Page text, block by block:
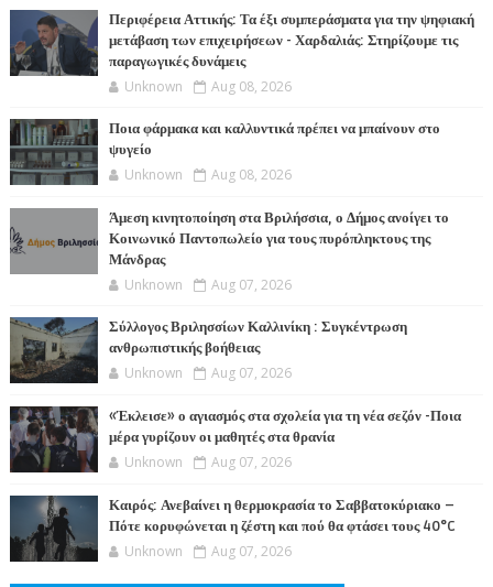
Περιφέρεια Αττικής: Τα έξι συμπεράσματα για την ψηφιακή
μετάβαση των επιχειρήσεων - Χαρδαλιάς: Στηρίζουμε τις
παραγωγικές δυνάμεις
Unknown Aug 08, 2026
Ποια φάρμακα και καλλυντικά πρέπει να μπαίνουν στο
ψυγείο
Unknown Aug 08, 2026
Άμεση κινητοποίηση στα Βριλήσσια, ο Δήμος ανοίγει το
Κοινωνικό Παντοπωλείο για τους πυρόπληκτους της
Μάνδρας
Unknown Aug 07, 2026
Σύλλογος Βριλησσίων Καλλινίκη : Συγκέντρωση
ανθρωπιστικής βοήθειας
Unknown Aug 07, 2026
«Έκλεισε» ο αγιασμός στα σχολεία για τη νέα σεζόν -Ποια
μέρα γυρίζουν οι μαθητές στα θρανία
Unknown Aug 07, 2026
Καιρός: Ανεβαίνει η θερμοκρασία το Σαββατοκύριακο –
Πότε κορυφώνεται η ζέστη και πού θα φτάσει τους 40°C
Unknown Aug 07, 2026